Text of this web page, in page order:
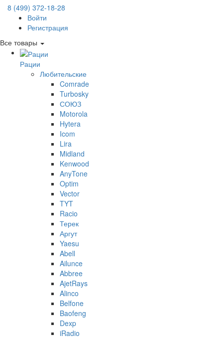
8 (499) 372-18-28
Войти
Регистрация
Все товары
Рации
Любительские
Comrade
Turbosky
СОЮЗ
Motorola
Hytera
Icom
Lira
Midland
Kenwood
AnyTone
Optim
Vector
TYT
Racio
Терек
Аргут
Yaesu
Abell
Ailunce
Abbree
AjetRays
Alinco
Belfone
Baofeng
Dexp
iRadio